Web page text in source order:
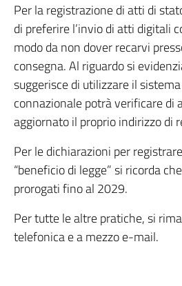
Per la registrazione di atti di
di preferire l’invio di atti digitali
modo da non dover recarvi
consegna. Al riguardo si
suggerisce di utilizzare il
connazionale potrà verificare di
aggiornato il proprio indirizzo di
Per le dichiarazioni per
“beneficio di legge” si ricorda
prorogati fino al 2029.
Per tutte le altre pratiche, si
telefonica e a mezzo e-mail.